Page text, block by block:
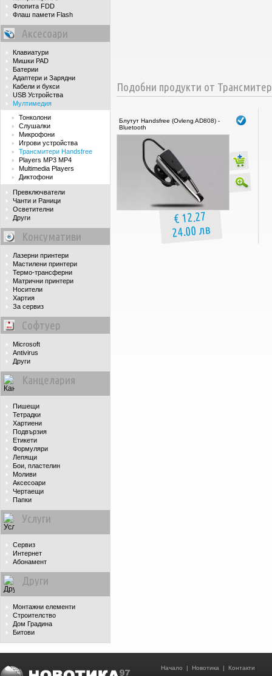
Флопита FDD
Флаш памети Flash
Аксесоари
Клавиатури
Мишки PAD
Батерии
Адаптери и Зарядни
Кабели и букси
USB Устройства
Мултимедия
Тонколони
Слушалки
Микрофони
Игрови устройства
Трансмитери Handsfree
Players MP3 MP4
Multimedia Players
Диктофони
Превключватели
Чанти и Раници
Осветителни
Други
Консумативи
Лазерни принтери
Мастилени принтери
Термо-трансферни
Матрични принтери
Носители
Хартия
За сервиз
Софтуер
Microsoft
Antivirus
Други
Канцелария
Пишещи
Тетрадки
Хартиени
Подвързия
Етикети
Формуляри
Лепящи
Бои, пластелин
Моливи
Аксесоари
Чертаещи
Папки
Услуги
Сервиз
Интернет
Абонамент
Други
Монтажни елементи
Строителство
Дом Градина
Битови
Подобни продукти от
Блутут Handsfree (Ovleng AD808) -
Bluetooth
€ 12.27
24.00 лв
Начало | Новотика | Контакти